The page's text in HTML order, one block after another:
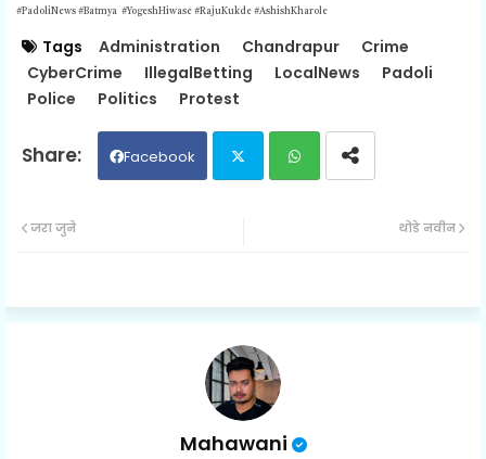
#PadoliNews #Batmya #YogeshHiwase #RajuKukde #AshishKharole
Tags Administration Chandrapur
Crime
CyberCrime
IllegalBetting LocalNews
Padoli
Police
Politics Protest
Facebook
ap
थोडे नवीन
जरा जुने
Mahawani